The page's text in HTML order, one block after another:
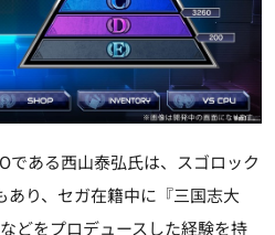
である西山泰弘氏は、スゴロック
あり、セガ在籍中に『三国志大
どをプロデュースした経験を持